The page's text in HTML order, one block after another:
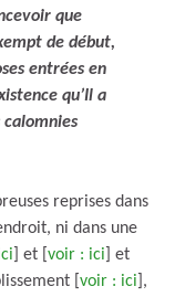
que
de début,
entrées en
qu’Il a
calomnies
reprises dans
ni dans une
] et [ voir : ici ] et
[ voir : ici ],